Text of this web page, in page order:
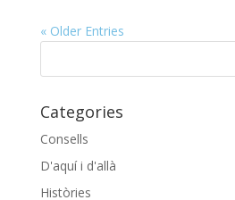
« Older Entries
Categories
Consells
D'aquí i d'allà
Històries